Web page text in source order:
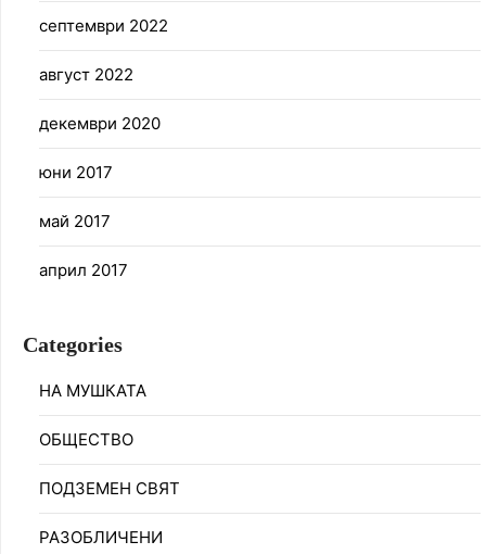
септември 2022
август 2022
декември 2020
юни 2017
май 2017
април 2017
Categories
НА МУШКАТА
ОБЩЕСТВО
ПОДЗЕМЕН СВЯТ
РАЗОБЛИЧЕНИ